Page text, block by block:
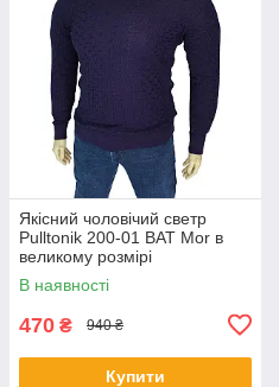
Якісний чоловічий светр
Pulltonik 200-01 BAT Mor в
великому розмірі
В наявності
470 ₴ 940 ₴
Купити